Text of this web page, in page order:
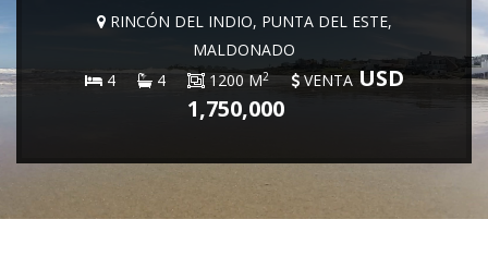
RINCÓN DEL INDIO, PUNTA DEL ESTE,
MALDONADO
4
4 1200 M2 VENTAUSD
1,750,000